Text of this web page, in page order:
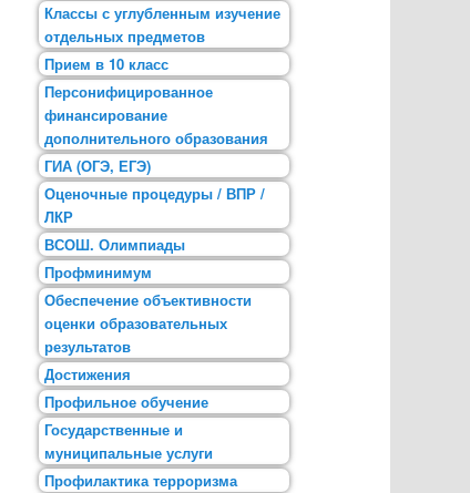
Классы с углубленным изучение
отдельных предметов
Прием в 10 класс
Персонифицированное
финансирование
дополнительного образования
ГИА (ОГЭ, ЕГЭ)
Оценочные процедуры / ВПР /
ЛКР
ВСОШ. Олимпиады
Профминимум
Обеспечение объективности
оценки образовательных
результатов
Достижения
Профильное обучение
Государственные и
муниципальные услуги
Профилактика терроризма